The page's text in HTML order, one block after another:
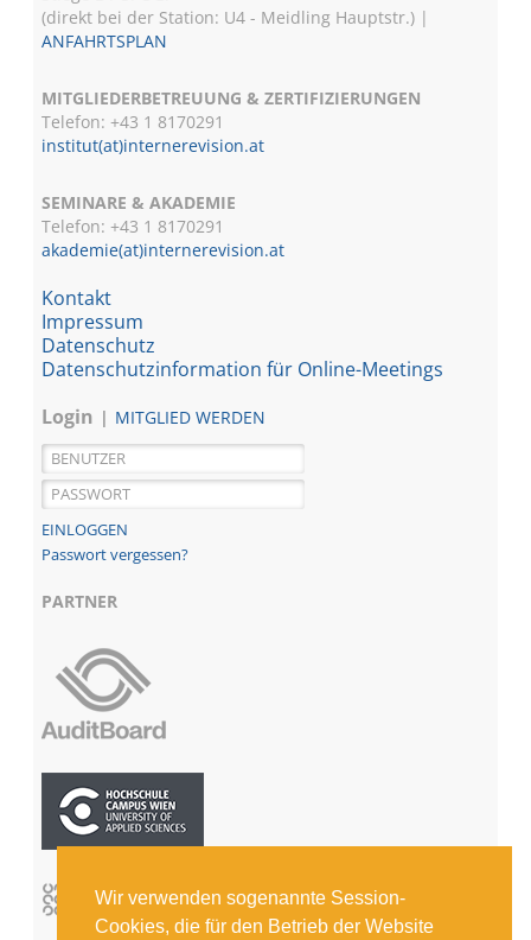
Wir verwenden sogenannte Session-
Cookies, die für den Betrieb der Website
(direkt bei der Station: U4 - Meidling Hauptstr.) |
ANFAHRTSPLAN
MITGLIEDERBETREUUNG & ZERTIFIZIERUNGEN
Telefon: +43 1 8170291
institut(at)internerevision.at
SEMINARE & AKADEMIE
Telefon: +43 18170291
akademie(at)internerevision.at
Kontakt
Impressum
Datenschutz
Datenschutzinformation für Online-Meetings
Login
MITGLIED WERDEN
Passwort vergessen?
PARTNER